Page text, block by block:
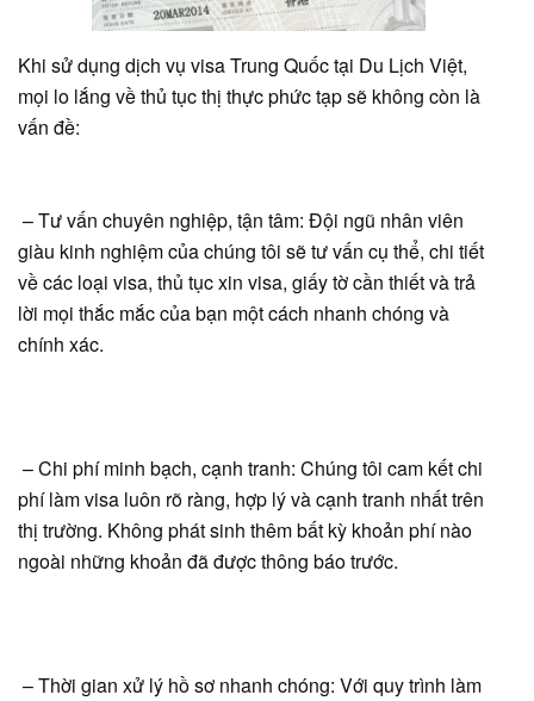
Khi sử dụng dịch vụ visa Trung Quốc tại Du Lịch Việt,
mọi lo lắng về thủ tục thị thực phức tạp sẽ không còn là
vấn đề:
– Tư vấn chuyên nghiệp, tận tâm: Đội ngũ nhân viên
giàu kinh nghiệm của chúng tôi sẽ tư vấn cụ thể, chi tiết
về các loại visa, thủ tục xin visa, giấy tờ cần thiết và trả
lời mọi thắc mắc của bạn một cách nhanh chóng và
chính xác.
– Chi phí minh bạch, cạnh tranh: Chúng tôi cam kết chi
phí làm visa luôn rõ ràng, hợp lý và cạnh tranh nhất trên
thị trường. Không phát sinh thêm bất kỳ khoản phí nào
ngoài những khoản đã được thông báo trước.
– Thời gian xử lý hồ sơ nhanh chóng: Với quy trình làm